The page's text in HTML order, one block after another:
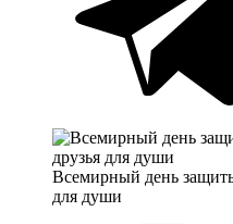
Всемирный день
для души